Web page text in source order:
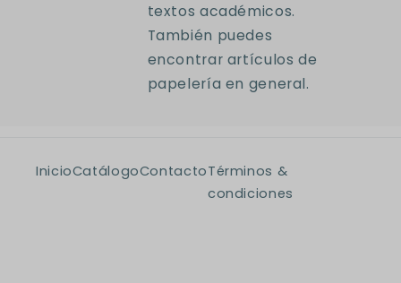
textos académicos.
También puedes
encontrar artículos de
papelería en general.
InicioCatálogoContactoTérminos &
condiciones